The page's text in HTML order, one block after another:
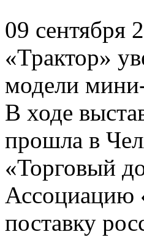
09 сентября
«Трактор»
модели
В ходе
прошла в
«Торговый
Ассоциацию
поставку